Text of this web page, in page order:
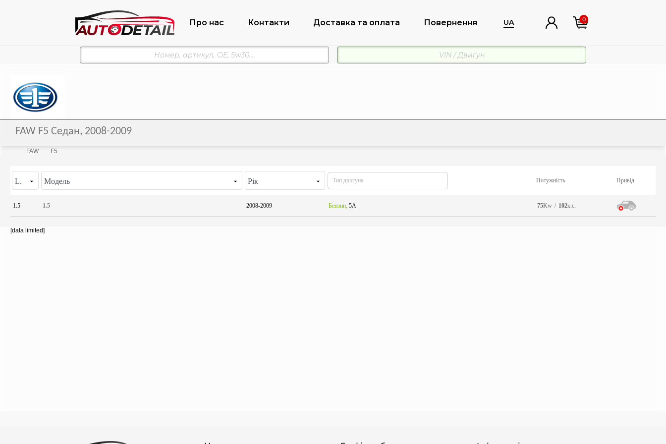
Про нас Контакти Доставка та оплата Повернення UA 0
FAW F5 Седан, 2008-2009
FAW F5
L. Модель Рік Потужність Привід
1.5 1.5 2008-2009 Бензин,5A 75Kw / 102к.с.
[data limited]